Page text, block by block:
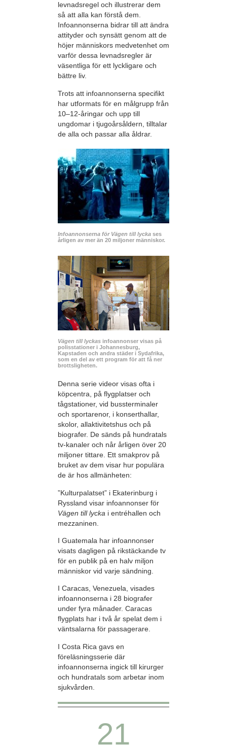
levnadsregel och illustrerar dem
så att alla kan förstå dem.
Infoannonserna bidrar till att ändra
attityder och synsätt genom att de
höjer människors medvetenhet om
varför dessa levnadsregler är
väsentliga för ett lyckligare och
bättre liv.
Trots att infoannonserna specifikt
har utformats för en målgrupp från
10–12-åringar och upp till
ungdomar i tjugoårsåldern, tilltalar
de alla och passar alla åldrar.
Infoannonserna för Vägen till lycka ses
årligen av mer än 20 miljoner människor.
Vägen till lyckas infoannonser visas på
polisstationer i Johannesburg,
Kapstaden och andra städer i Sydafrika,
som en del av ett program för att få ner
brottsligheten.
Denna serie videor visas ofta i
köpcentra, på flygplatser och
tågstationer, vid bussterminaler
och sportarenor, i konserthallar,
skolor, allaktivitetshus och på
biografer. De sänds på hundratals
tv-kanaler och når årligen över 20
miljoner tittare. Ett smakprov på
bruket av dem visar hur populära
de är hos allmänheten:
”Kulturpalatset” i Ekaterinburg i
Ryssland visar infoannonser för
Vägen till lycka i entréhallen och
mezzaninen.
I Guatemala har infoannonser
visats dagligen på rikstäckande tv
för en publik på en halv miljon
människor vid varje sändning.
I Caracas, Venezuela, visades
infoannonserna i 28 biografer
under fyra månader. Caracas
flygplats har i två år spelat dem i
väntsalarna för passagerare.
I Costa Rica gavs en
föreläsningsserie där
infoannonserna ingick till kirurger
och hundratals som arbetar inom
sjukvården.
21